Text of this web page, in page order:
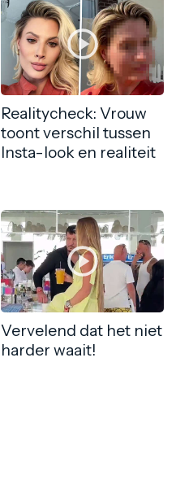
Realitycheck: Vrouw
toont verschil tussen
Insta-look en realiteit
Vervelend dat het niet
harder waait!